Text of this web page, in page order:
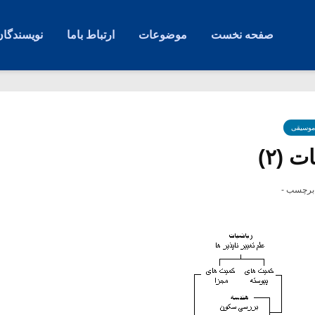
صفحه نخست موضوعات ارتباط باما
(۲)